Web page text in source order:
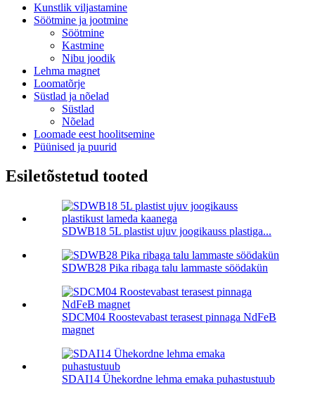
Kunstlik viljastamine
Söötmine ja jootmine
Söötmine
Kastmine
Nibu joodik
Lehma magnet
Loomatõrje
Süstlad ja nõelad
Süstlad
Nõelad
Loomade eest hoolitsemine
Püünised ja puurid
Esiletõstetud tooted
SDWB18 5L plastist ujuv joogikauss plastiga...
SDWB28 Pika ribaga talu lammaste söödakün
SDCM04 Roostevabast terasest pinnaga NdFeB
magnet
SDAI14 Ühekordne lehma emaka puhastustuub